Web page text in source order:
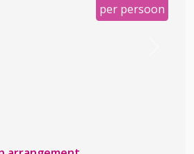
per persoon